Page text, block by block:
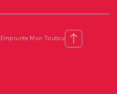
Mon Toutou